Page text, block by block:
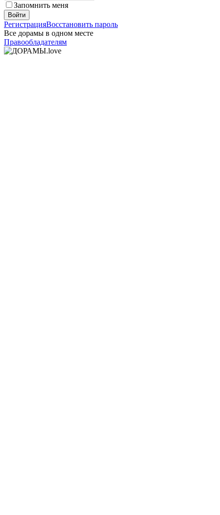
Запомнить меня
Войти
РегистрацияВосстановить пароль
Все дорамы в одном месте
Правообладателям